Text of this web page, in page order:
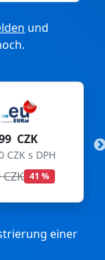
und
CZK
CZK s DPH
41 %
einer